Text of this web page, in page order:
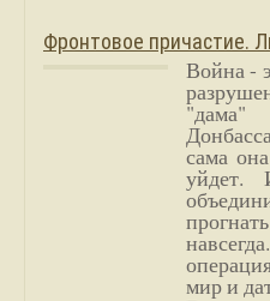
Фронтовое причастие.
Война -
сама
уйдет.
мир и